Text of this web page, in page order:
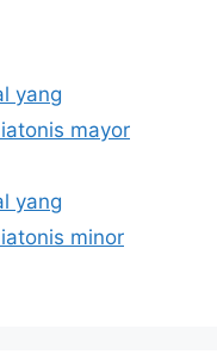
yang
mayor
yang
minor